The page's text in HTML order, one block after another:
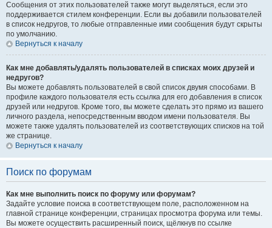
Сообщения от этих пользователей также могут выделяться, если это
поддерживается стилем конференции. Если вы добавили пользователей
в список недругов, то любые отправленные ими сообщения будут скрыты
по умолчанию.
Вернуться к началу
Как мне добавлять/удалять пользователей в списках моих друзей и
недругов?
Вы можете добавлять пользователей в свой список двумя способами. В
профиле каждого пользователя есть ссылка для его добавления в список
друзей или недругов. Кроме того, вы можете сделать это прямо из вашего
личного раздела, непосредственным вводом имени пользователя. Вы
можете также удалять пользователей из соответствующих списков на той
же странице.
Вернуться к началу
Поиск по форумам
Как мне выполнить поиск по форуму или форумам?
Задайте условие поиска в соответствующем поле, расположенном на
главной странице конференции, страницах просмотра форума или темы.
Вы можете осуществить расширенный поиск, щёлкнув по ссылке